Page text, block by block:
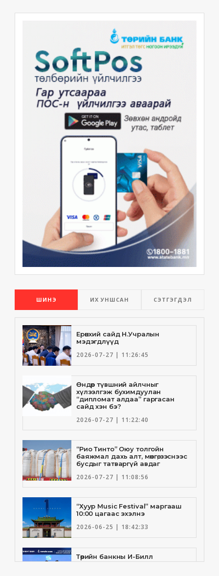
ШИНЭ ИХ УНШСАН СЭТГЭГДЭЛ
Ерөнхий сайд Н.Учралын
мэдэгдлүүд
2026-07-27 | 11:26:45
Өндөр түвшний айлчныг
хүлээлгэж бухимдуулан
“дипломат алдаа” гаргасан
сайд хэн бэ?
2026-07-27 | 11:22:40
“Рио Тинто” Оюу толгойн
баяжмал дахь алт, мөнгө, зэснээс
бусдыг татваргүй авдаг
2026-07-27 | 11:08:56
“Хуур Music Festival” маргааш
10:00 цагаас эхэлнэ
2026-06-25 | 18:42:33
Төрийн банкны И-Билл
үйлчилгээнд Голомт банк